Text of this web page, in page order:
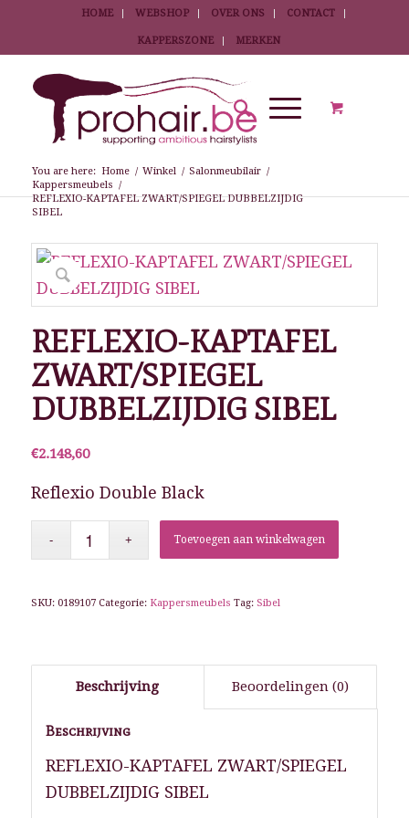
HOME WEBSHOP OVER ONS CONTACT
KAPPERSZONE MERKEN
You are here: Home / Winkel / Salonmeubilair /
Kappersmeubels /
REFLEXIO-KAPTAFEL ZWART/SPIEGEL DUBBELZIJDIG
SIBEL
REFLEXIO-KAPTAFEL
ZWART/SPIEGEL
DUBBELZIJDIG SIBEL
€2.148,60
Reflexio Double Black
Toevoegen aan winkelwagen
SKU: 0189107 Categorie: Kappersmeubels Tag: Sibel
Beschrijving Beoordelingen (0)
Beschrijving
REFLEXIO-KAPTAFEL ZWART/SPIEGEL
DUBBELZIJDIG SIBEL